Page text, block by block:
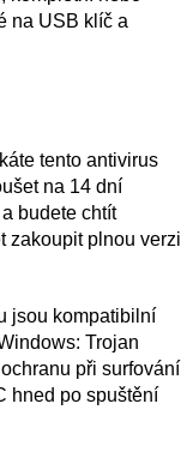
na USB klíč a
tento antivirus
na 14 dní
budete chtít
zakoupit plnou verzi
jsou kompatibilní
Trojan
při surfování
hned po spuštění